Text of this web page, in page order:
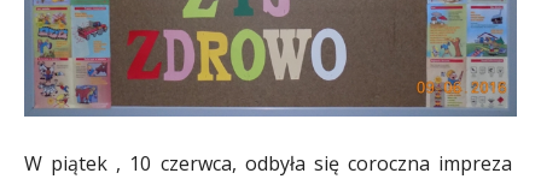
W piątek , 10 czerwca, odbyła się coroczna impreza